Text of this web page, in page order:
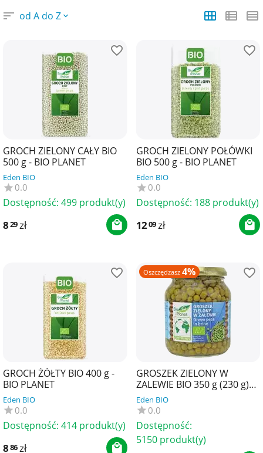
od A do Z
GROCH ZIELONY CAŁY BIO
500 g - BIO PLANET
Eden BIO
0.0
Dostępność: 499 produkt(y)
829zł
GROCH ZIELONY POŁÓWKI
BIO 500 g - BIO PLANET
Eden BIO
0.0
Dostępność: 188 produkt(y)
1209zł
GROCH ŻÓŁTY BIO 400 g -
BIO PLANET
Eden BIO
0.0
Dostępność: 414 produkt(y)
886zł
Oszczędzasz 4%
GROSZEK ZIELONY W
ZALEWIE BIO 350 g (230 g)
(SŁOIK) - BIO PLANET
Eden BIO
0.0
Dostępność:
5150 produkt(y)